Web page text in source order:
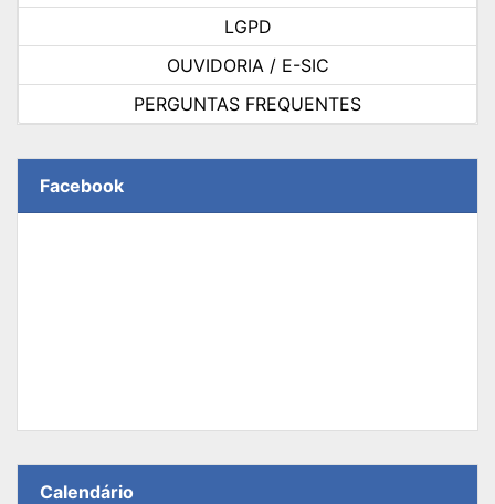
LGPD
OUVIDORIA / E-SIC
PERGUNTAS FREQUENTES
Facebook
Calendário